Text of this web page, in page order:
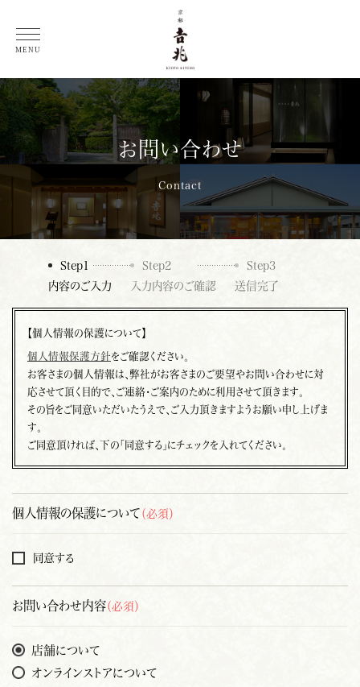
MENU
総料理長 徳岡邦夫 コラム
お問い合わせ
Contact
Step1
内容のご入力
Step2
入力内容のご確認
Step3
送信完了
【個人情報の保護について】
個人情報保護方針をご確認ください。
お客さまの個人情報は、弊社がお客さまのご要望やお問い合わせに対
応させて頂く目的で、ご連絡・ご案内のために利用させて頂きます。
その旨をご同意いただいたうえで、ご入力頂きますようお願い申し上げま
す。
ご同意頂ければ、下の「同意する」にチェックを入れてください。
個人情報の保護について（必須）
同意する
お問い合わせ内容（必須）
店舗について
オンラインストアについて